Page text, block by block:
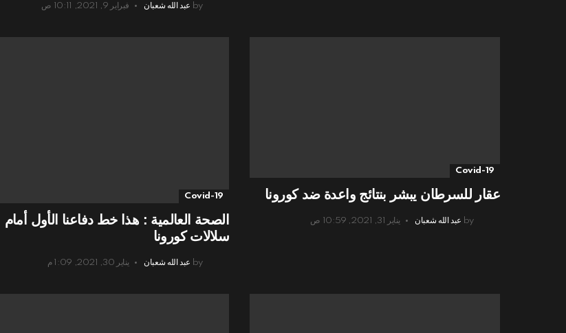
by عبد الله شعبان فبراير 9, 2021, 10:11 ص
Covid-19
عقار للسرطان يبشر بنتائج واعدة ضد كورونا
by عبد الله شعبان يناير 31, 2021, 10:59 ص
Covid-19
الصحة العالمية : هذا خط دفاعنا الأول أمام
سلالات كورونا
by عبد الله شعبان يناير 30, 2021, 1:09 م